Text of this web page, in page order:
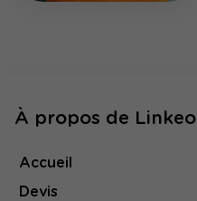
À propos de Linkeo
Accueil
Devis